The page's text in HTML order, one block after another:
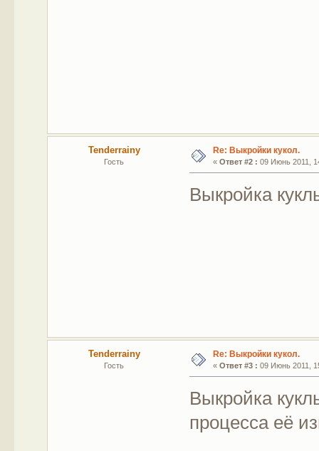
Tenderrainy
Гость
Re: Выкройки кукол.
« Ответ #2 : 09 Июнь 2011,
Выкройка
Tenderrainy
Гость
Re: Выкройки кукол.
« Ответ #3 : 09 Июнь 2011,
Выкройка
процесса её